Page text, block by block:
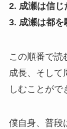
2. 成瀬は信じ
3. 成瀬は都を
この順番で読
成長、そして
しむことがで
僕自身、普段